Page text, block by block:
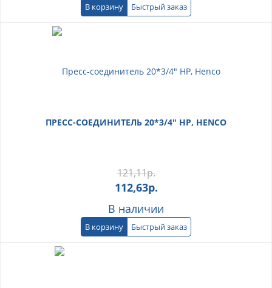
В корзину Быстрый заказ
ПРЕСС-СОЕДИНИТЕЛЬ 20*3/4" НР, HENCO
121,11р.
112,63р.
В наличии
В корзину Быстрый заказ